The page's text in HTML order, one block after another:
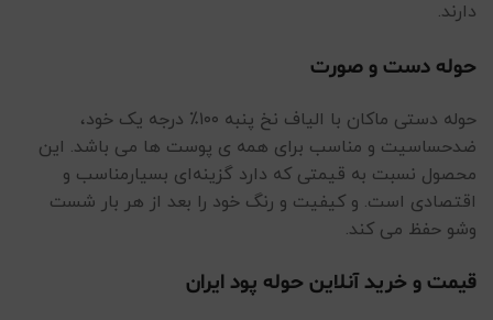
دارند.
حوله دست و صورت
حوله دستی ماکان با الیاف نخ پنبه ۱۰۰٪ درجه یک خود،
ضدحساسیت و مناسب برای همه ی پوست ها می باشد. این
محصول نسبت به قیمتی که دارد گزینه‌ای بسیارمناسب و
اقتصادی است. و کیفیت و رنگ خود را بعد از هر بار شست
وشو حفظ می کند.
قیمت و خرید آنلاین حوله پود ایران